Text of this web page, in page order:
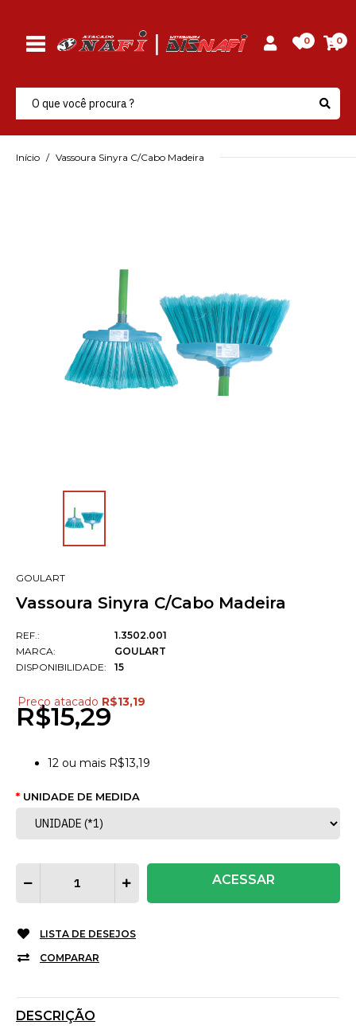
0 0
Início Vassoura Sinyra C/Cabo Madeira
GOULART
Vassoura Sinyra C/Cabo Madeira
REF.:
MARCA:
DISPONIBILIDADE:
1.3502.001
GOULART
15
Preço atacado R$13,19
R$15,29
12 ou mais R$13,19
UNIDADE DE MEDIDA
ACESSAR
LISTA DE DESEJOS
COMPARAR
DESCRIÇÃO